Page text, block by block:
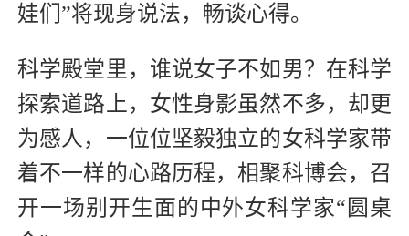
娃们”将现身说法，畅谈心得。
科学殿堂里，谁说女子不如男？在科学
探索道路上，女性身影虽然不多，却更
为感人，一位位坚毅独立的女科学家带
着不一样的心路历程，相聚科博会，召
开一场别开生面的中外女科学家“圆桌